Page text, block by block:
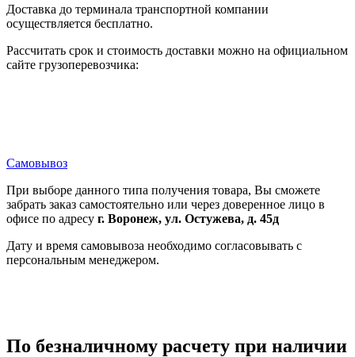
Доставка до терминала транспортной компании
осуществляется бесплатно.
Рассчитать срок и стоимость доставки можно на официальном
сайте грузоперевозчика:
Самовывоз
При выборе данного типа получения товара, Вы сможете
забрать заказ самостоятельно или через доверенное лицо в
офисе по адресу г. Воронеж, ул. Остужева, д. 45д
Дату и время самовывоза необходимо согласовывать с
персональным менеджером.
По безналичному расчету при наличии